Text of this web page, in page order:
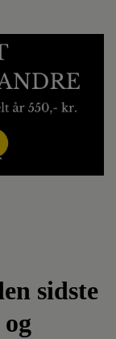
sidste